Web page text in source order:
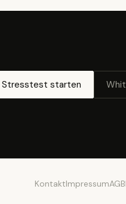
Stresstest starten
KontaktImpressumAGB